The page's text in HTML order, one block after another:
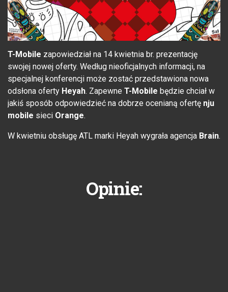
T-Mobile zapowiedział na 14 kwietnia br. prezentację
swojej nowej oferty. Według nieoficjalnych informacji, na
specjalnej konferencji może zostać przedstawiona nowa
odsłona oferty Heyah. Zapewne T-Mobile będzie chciał w
jakiś sposób odpowiedzieć na dobrze ocenianą ofertę nju
mobile sieci Orange.
W kwietniu obsługę ATL marki Heyah wygrała agencja Brain.
Opinie: